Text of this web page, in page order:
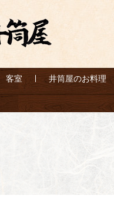
客室 井筒屋のお料理